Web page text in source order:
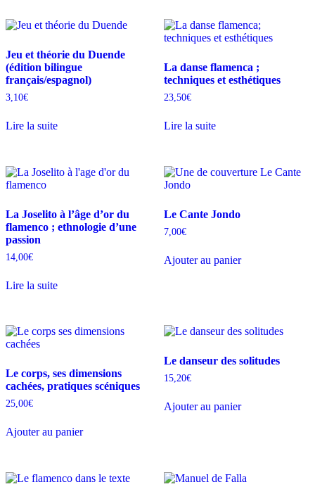
Jeu et théorie du Duende
(édition bilingue
français/espagnol)
3,10€
Lire la suite
La danse flamenca ;
techniques et esthétiques
23,50€
Lire la suite
La Joselito à l’âge d’or du
flamenco ; ethnologie d’une
passion
14,00€
Lire la suite
Le Cante Jondo
7,00€
Ajouter au panier
Le corps, ses dimensions
cachées, pratiques scéniques
25,00€
Ajouter au panier
Le danseur des solitudes
15,20€
Ajouter au panier